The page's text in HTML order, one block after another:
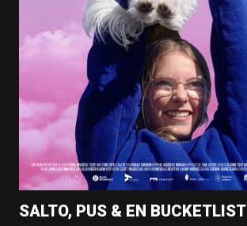
SALTO, PUS & EN BUCKETLIST